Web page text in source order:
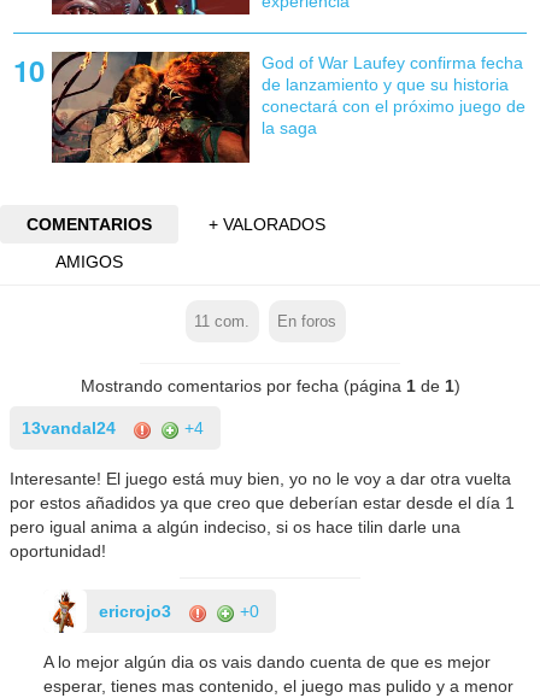
God of War Laufey confirma fecha
de lanzamiento y que su historia
conectará con el próximo juego de
la saga
COMENTARIOS
+ VALORADOS
AMIGOS
11 com. En foros
Mostrando comentarios por fecha (página 1de 1)
13vandal24 +4
Interesante! El juego está muy bien, yo no le voy a dar otra vuelta
por estos añadidos ya que creo que deberían estar desde el día 1
pero igual anima a algún indeciso, si os hace tilin darle una
oportunidad!
ericrojo3 +0
A lo mejor algún dia os vais dando cuenta de que es mejor
esperar, tienes mas contenido, el juego mas pulido y a menor